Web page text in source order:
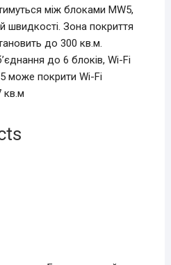
між блоками MW5,
швидкості. Зона покриття
до 300 кв.м.
до 6 блоків, Wi-Fi
може покрити Wi-Fi
кв.м